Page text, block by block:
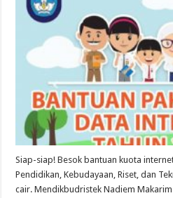
Siap-siap! Besok bantuan kuota
Pendidikan, Kebudayaan, Riset, dan
cair. Mendikbudristek Nadiem